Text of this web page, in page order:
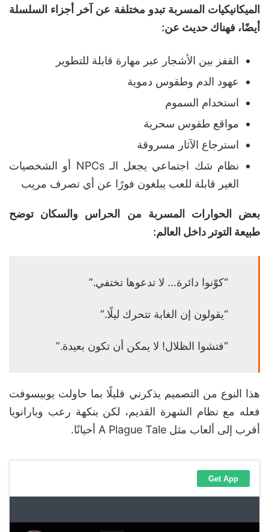
الميكانيكيات المسربة تبدو مختلفة عن آخر أجزاء السلسلة
أيضًا، فهناك حديث عن:
القفز بين الأشجار عبر مهارة قابلة للتطوير
عهود الدم وطقوس دموية
استخدام السموم
مواقع طقوس سحرية
استرجاع الآثار مسروقة
نظام شك اجتماعي يجعل الـ NPCs أو الشخصيات
الغير قابلة للعب يبلغون فورًا عن أي تصرف مريب
بعض الحوارات المسربة من الحراس والسكان توضح
طبيعة التوتر داخل العالم:
“كوّنوا دائرة… لا تدعوها تختفي.”
“يقولون إن الغابة تتحرك ليلًا.”
“فتشوا الظلال! لا يمكن أن تكون بعيدة.”
هذا النوع من التصميم يذكرني قليلًا بما حاولت يوبيسوفت
فعله مع نظام الشهرة القديم، لكن بنكهة رعب وبارانويا
أقرب إلى ألعاب مثل A Plague Tale أحيانًا.